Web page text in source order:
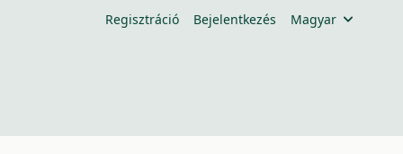
Regisztráció Bejelentkezés Magyar